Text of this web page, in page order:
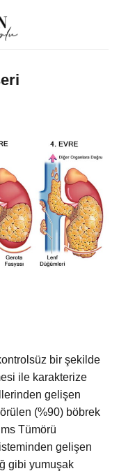
bir şekilde
ile karakterize
gelişen
(%90) böbrek
Tümörü
gelişen
gibi yumuşak